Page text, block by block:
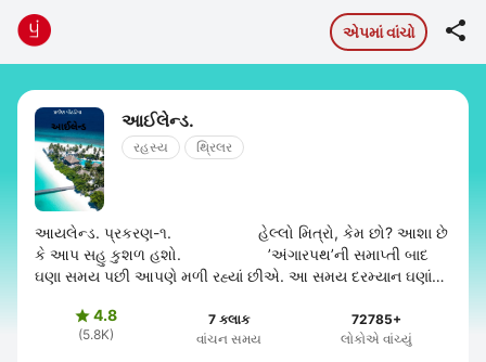
એપમાં વાંચો 
આઈલેન્ડ.
રહસ્ય થ્રિલર
આયલેન્ડ. પ્રકરણ-૧. હેલ્લો મિત્રો, કેમ છો? આશા છે
કે આપ સહુ કુશળ હશો. ’અંગારપથ’ની સમાપ્તી બાદ
ઘણા સમય પછી આપણે મળી રહ્યાં છીએ. આ સમય દરમ્યાન ઘણાં
 4.8
(5.8K)
7 કલાક
વાંચન સમય
72785+
લોકોએ વાંચ્યું